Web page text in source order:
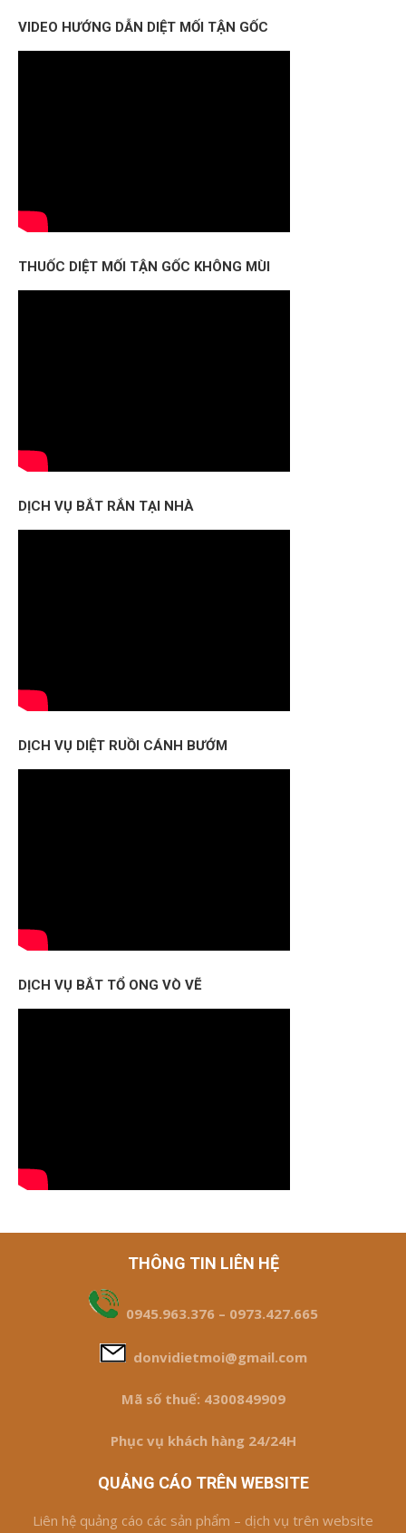
VIDEO HƯỚNG DẪN DIỆT MỐI TẬN GỐC
THUỐC DIỆT MỐI TẬN GỐC KHÔNG MÙI
DỊCH VỤ BẮT RẮN TẠI NHÀ
DỊCH VỤ DIỆT RUỒI CÁNH BƯỚM
DỊCH VỤ BẮT TỔ ONG VÒ VẼ
THÔNG TIN LIÊN HỆ
0945.963.376 – 0973.427.665
donvidietmoi@gmail.com
Mã số thuế: 4300849909
Phục vụ khách hàng 24/24H
QUẢNG CÁO TRÊN WEBSITE
Liên hệ quảng cáo các sản phẩm – dịch vụ trên website